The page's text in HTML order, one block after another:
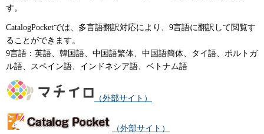
す。
CatalogPocketでは、多言語翻訳対応により、9言語に翻訳して閲覧す
ることができます。
9言語：英語、韓国語、中国語繁体、中国語簡体、タイ語、ポルトガ
ル語、スペイン語、インドネシア語、ベトナム語
（外部サイト）
（外部サイト）